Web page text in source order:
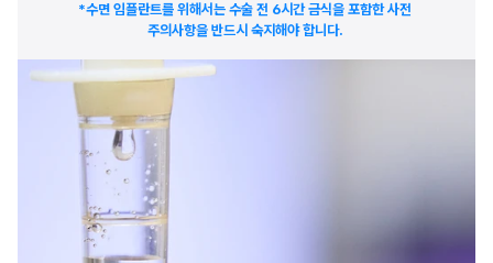
*수면 임플란트를 위해서는 수술 전 6시간 금식을 포함한 사전
주의사항을 반드시 숙지해야 합니다.